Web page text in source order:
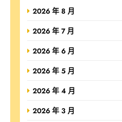
2026 年 8 月
2026 年 7 月
2026 年 6 月
2026 年 5 月
2026 年 4 月
2026 年 3 月